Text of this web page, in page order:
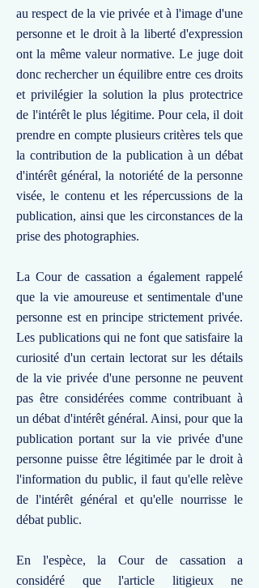
au respect de la vie privée et à l'image d'une
personne et le droit à la liberté d'expression
ont la même valeur normative. Le juge doit
donc rechercher un équilibre entre ces droits
et privilégier la solution la plus protectrice
de l'intérêt le plus légitime. Pour cela, il doit
prendre en compte plusieurs critères tels que
la contribution de la publication à un débat
d'intérêt général, la notoriété de la personne
visée, le contenu et les répercussions de la
publication, ainsi que les circonstances de la
prise des photographies.
La Cour de cassation a également rappelé
que la vie amoureuse et sentimentale d'une
personne est en principe strictement privée.
Les publications qui ne font que satisfaire la
curiosité d'un certain lectorat sur les détails
de la vie privée d'une personne ne peuvent
pas être considérées comme contribuant à
un débat d'intérêt général. Ainsi, pour que la
publication portant sur la vie privée d'une
personne puisse être légitimée par le droit à
l'information du public, il faut qu'elle relève
de l'intérêt général et qu'elle nourrisse le
débat public.
En l'espèce, la Cour de cassation a
considéré que l'article litigieux ne